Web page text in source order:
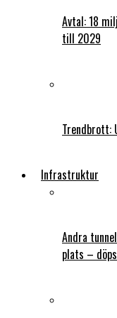
Avtal: 18
till 2029
Trendbrott:
Infrastruktur
Andra
plats –